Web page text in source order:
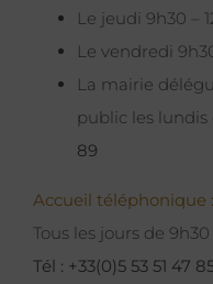
Le jeudi 9h30 –
Le vendredi
La mairie
public les lundis
89
Accueil téléphonique :
Tous les jours de 9h30
Tél : +33(0)5 53 51 47